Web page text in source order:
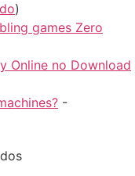
)
games Zero
Online no Download
-